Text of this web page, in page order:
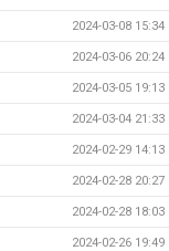
2024-03-08 15:34
2024-03-06 20:24
2024-03-05 19:13
2024-03-04 21:33
2024-02-29 14:13
2024-02-28 20:27
2024-02-28 18:03
2024-02-26 19:49